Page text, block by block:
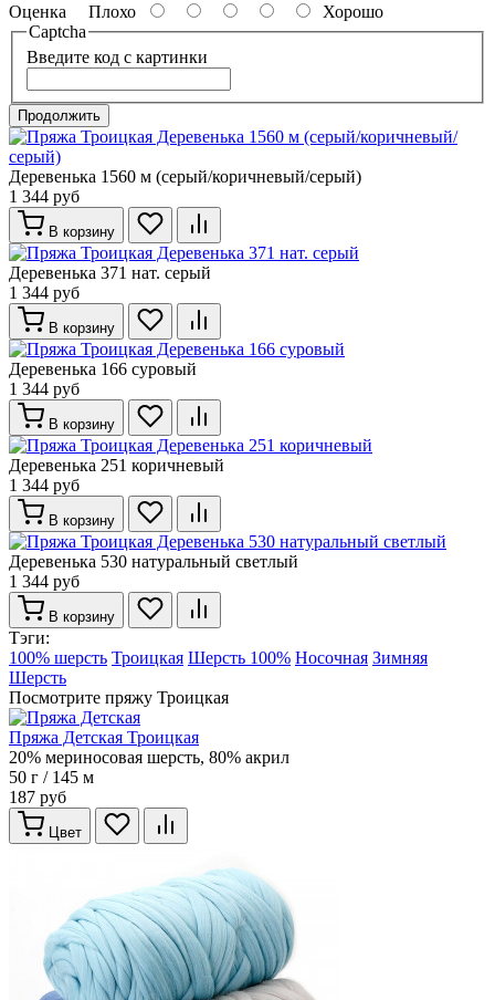
Оценка Плохо
Хорошо
Captcha
Введите код с картинки
Продолжить
Деревенька 1560 м (серый/коричневый/серый)
1 344 руб
В корзину
Деревенька 371 нат. серый
1 344 руб
В корзину
Деревенька 166 суровый
1 344 руб
В корзину
Деревенька 251 коричневый
1 344 руб
В корзину
Деревенька 530 натуральный светлый
1 344 руб
В корзину
Тэги:
100% шерсть Троицкая Шерсть 100% Носочная Зимняя
Шерсть
Посмотрите пряжу Троицкая
Пряжа Детская Троицкая
20% мериносовая шерсть, 80% акрил
50 г / 145 м
187 руб
Цвет